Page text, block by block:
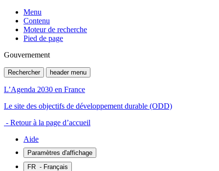
Menu
Contenu
Moteur de recherche
Pied de page
Gouvernement
Rechercher header menu
L’Agenda 2030 en France
Le site des objectifs de développement durable (ODD)
- Retour à la page d’accueil
Aide
Paramètres d'affichage
FR - Français